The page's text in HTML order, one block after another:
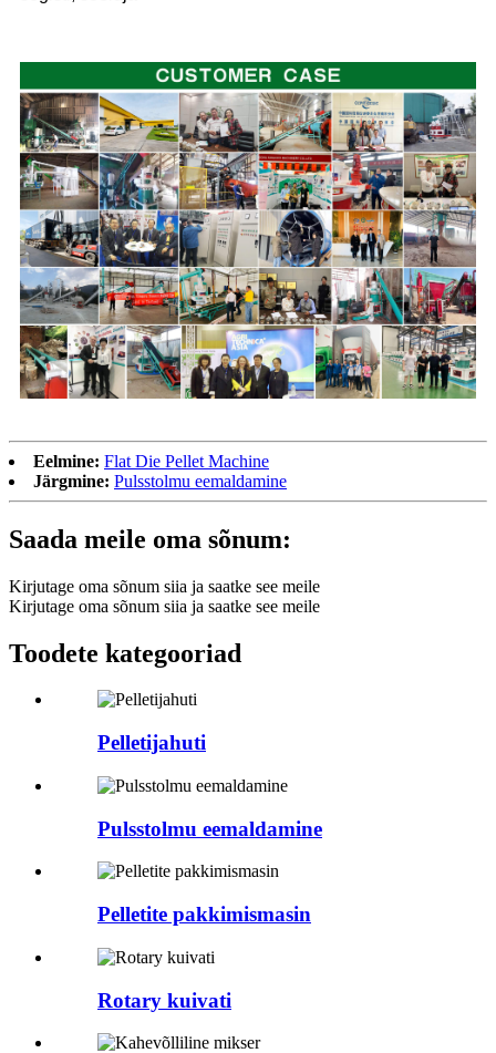
Eelmine: Flat Die Pellet Machine
Järgmine: Pulsstolmu eemaldamine
Saada meile oma sõnum:
Kirjutage oma sõnum siia ja saatke see meile
Kirjutage oma sõnum siia ja saatke see meile
Toodete kategooriad
Pelletijahuti
Pulsstolmu eemaldamine
Pelletite pakkimismasin
Rotary kuivati